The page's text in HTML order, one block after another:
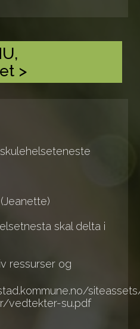
>
skal delta i
ressurser og
vedtekter-su.pdf